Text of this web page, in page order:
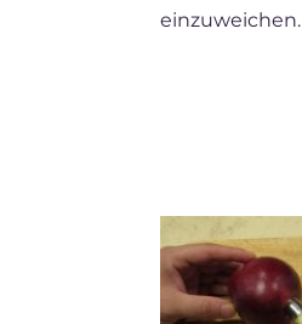
einzuweichen.